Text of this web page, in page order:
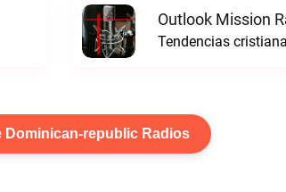
Outlook Mission
Tendencias
Dominican-republic Radios